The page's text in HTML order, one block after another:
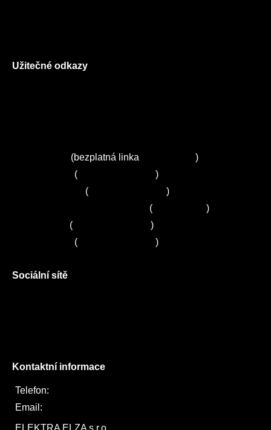
Užitečné odkazy
(bezplatná linka
)
(
)
(
)
(
)
(
)
( )
Sociální sítě
Kontaktní informace
Telefon:
Email:
ELEKTRA ELZA s.r.o.